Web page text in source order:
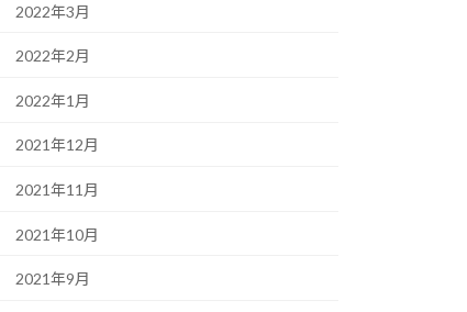
2022年3月
2022年2月
2022年1月
2021年12月
2021年11月
2021年10月
2021年9月